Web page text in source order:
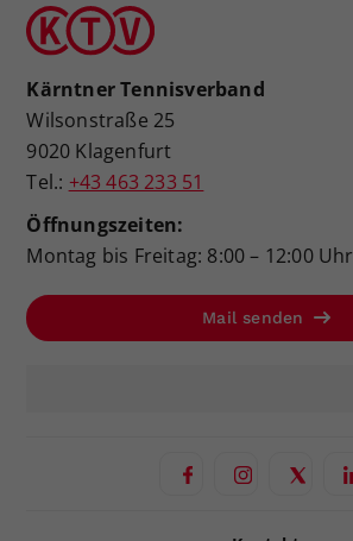
Kärntner Tennisverband
Wilsonstraße 25
9020 Klagenfurt
Tel.: +43 463 233 51
Öffnungszeiten:
Montag bis Freitag: 8:00 – 12:00 Uhr
Mail senden